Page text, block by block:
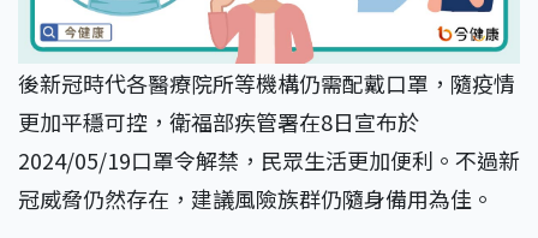
後新冠時代各醫療院所等機構仍需配戴口罩，隨疫情
更加平穩可控，衛福部疾管署在8日宣布於
2024/05/19口罩令解禁，民眾生活更加便利。不過新
冠威脅仍然存在，建議風險族群仍隨身備用為佳。